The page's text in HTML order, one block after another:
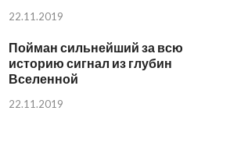
22.11.2019
Пойман сильнейший за всю
историю сигнал из глубин
Вселенной
22.11.2019